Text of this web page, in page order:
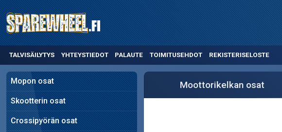
TALVISÄILYTYS YHTEYSTIEDOT PALAUTE TOIMITUSEHDOT REKISTERISELOSTE
Mopon osat
Skootterin osat
Crossipyörän osat
Moottorikelkan osat